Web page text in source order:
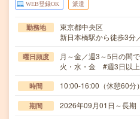
WEB登録OK 派遣
勤務地
東京都中央区
新日本橋駅から徒歩3分
曜日頻度
月～金／週3～5日の間
火・水・金 #週3日以
時間 10:00-16:00（休憩60分
期間 2026年09月01日～長